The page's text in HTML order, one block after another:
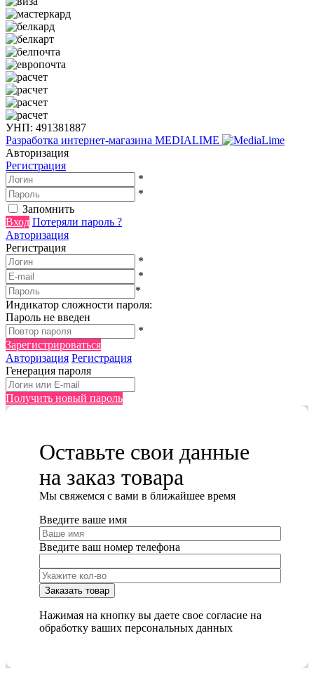
УНП: 491381887
Разработка интернет-магазина MEDIALIME
Авторизация
Регистрация
*
*
Запомнить
Вход Потеряли пароль ?
Авторизация
Регистрация
*
*
*
Индикатор сложности пароля:
Пароль не введен
*
Зарегистрироваться
Авторизация Регистрация
Генерация пароля
Получить новый пароль
Оставьте свои данные
на заказ товара
Мы cвяжемся с вами в ближайшее время
Введите ваше имя
Введите ваш номер телефона
Нажимая на кнопку вы даете свое согласие на
обработку ваших персональных данных